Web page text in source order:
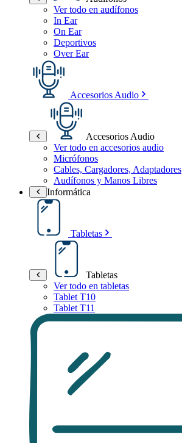
Ver todo en audífonos
In Ear
On Ear
Deportivos
Over Ear
Accesorios Audio
Accesorios Audio
Ver todo en accesorios audio
Micrófonos
Cables, Cargadores, Adaptadores
Audífonos y Manos Libres
Informática
Tabletas
Tabletas
Ver todo en tabletas
Tablet T10
Tablet T11